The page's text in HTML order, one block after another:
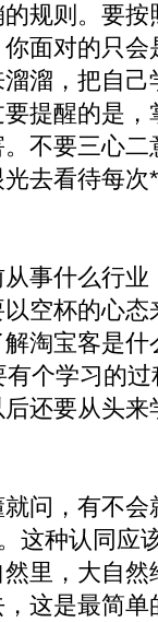
则。要按
面对的只
溜，把自
提醒的是
不要三心
去看待每
事什么行
空杯的心
淘宝客是
个学习的
还要从头
，有不会
这种认同应
里，大自
这是最简单